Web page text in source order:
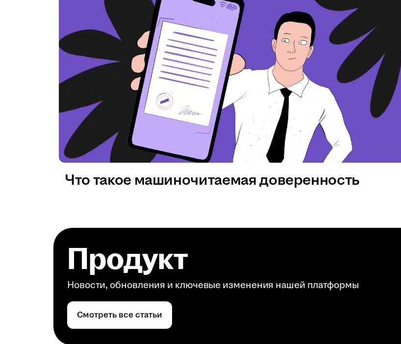
Что такое машиночитаемая доверенность
Продукт
Новости, обновления и ключевые изменения нашей платформы
Смотреть все статьи